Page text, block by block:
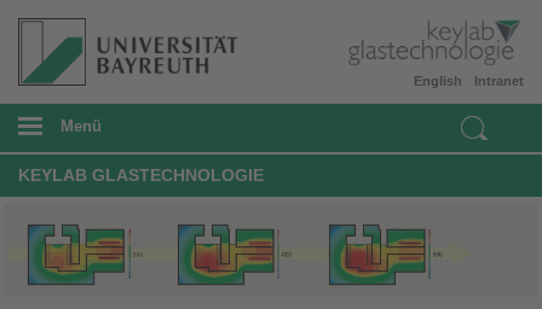
Intranet
English
Menü
KEYLAB GLASTECHNOLOGIE